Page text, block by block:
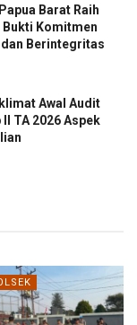
Barat Raih
Bukti Komitmen
Berintegritas
Awal Audit
TA 2026 Aspek